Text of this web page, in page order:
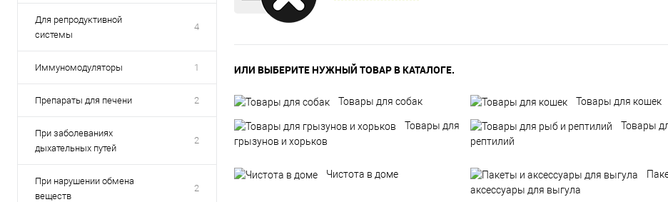
Для репродуктивной
системы
4
Иммуномодуляторы 1
Препараты для печени 2
При заболеваниях
дыхательных путей
2
При нарушении обмена
веществ
2
ИЛИ ВЫБЕРИТЕ НУЖНЫЙ ТОВАР В КАТАЛОГЕ.
Товары для собак Товары для кошек
Товары для
грызунов и хорьков
Товары
рептилий
Чистота в доме
аксессуары для выгула